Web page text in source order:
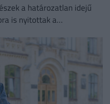
a határozatlan idejű
is nyitottak a